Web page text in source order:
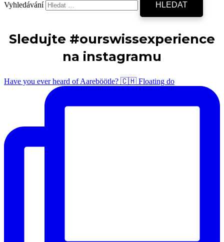
Vyhledávání
Sledujte #ourswissexperience
na instagramu
Have you ever heard of Aareböötle? 🇨🇭 Floating do